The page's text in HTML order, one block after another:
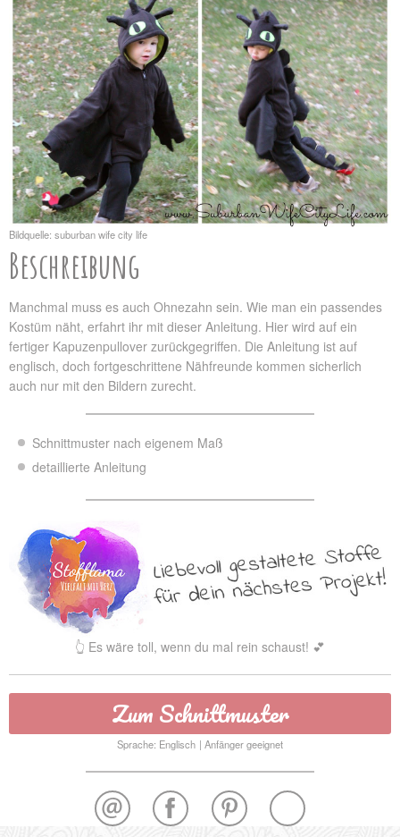
Bildquelle: suburban wife city life
Beschreibung
Manchmal muss es auch Ohnezahn sein. Wie man ein passendes
Kostüm näht, erfahrt ihr mit dieser Anleitung. Hier wird auf ein
fertiger Kapuzenpullover zurückgegriffen. Die Anleitung ist auf
englisch, doch fortgeschrittene Nähfreunde kommen sicherlich
auch nur mit den Bildern zurecht.
Schnittmuster nach eigenem Maß
detaillierte Anleitung
👆 Es wäre toll, wenn du mal rein schaust! 💕
Zum Schnittmuster
Sprache: Englisch Anfänger geeignet